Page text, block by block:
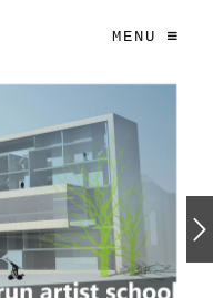
MENU